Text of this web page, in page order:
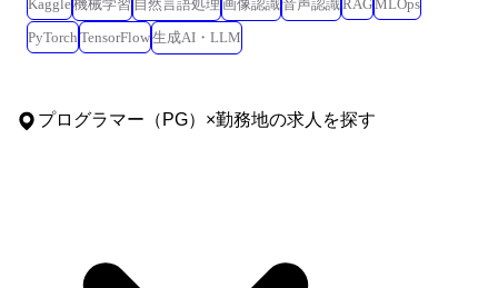
Kaggle機械学習 自然言語処理 画像認識音声認識RAGMLOps
PyTorch TensorFlow生成AI・LLM
プログラマー（PG） ×勤務地の求人を探す